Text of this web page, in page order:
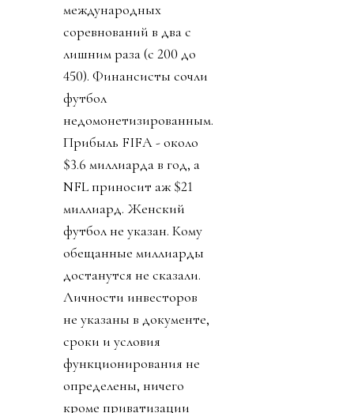
международных
соревнований в два с
лишним раза (с 200 до
450). Финансисты сочли
футбол
недомонетизированным.
Прибыль FIFA - около
$3.6 миллиарда в год, а
NFL приносит аж $21
миллиард. Женский
футбол не указан. Кому
обещанные миллиарды
достанутся не сказали.
Личности инвесторов
не указаны в документе,
сроки и условия
функционирования не
определены, ничего
кроме приватизации